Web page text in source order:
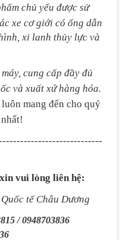
chủ yếu được sử
xe cơ giới có ống dẫn
xi lanh thủy lực và
cung cấp đầy đủ
và xuất xứ hàng hóa.
mang đến cho quý
vui lòng liên hệ:
tế Châu Dương
/ 0948703836